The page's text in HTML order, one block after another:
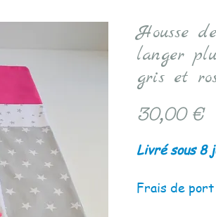
Housse
langer
gris et
30,00 €
Livré sous 8
Frais de